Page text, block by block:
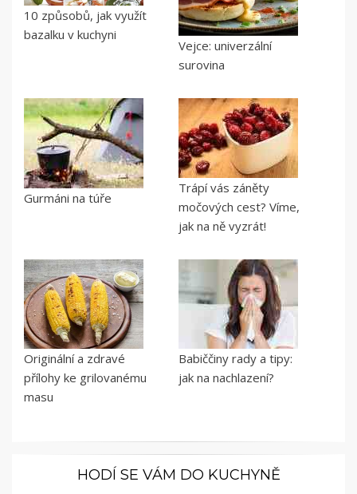
10 způsobů, jak využít
bazalku v kuchyni
Vejce: univerzální
surovina
Gurmáni na túře
Trápí vás záněty
močových cest? Víme,
jak na ně vyzrát!
Originální a zdravé
přílohy ke grilovanému
masu
Babiččiny rady a tipy:
jak na nachlazení?
HODÍ SE VÁM DO KUCHYNĚ